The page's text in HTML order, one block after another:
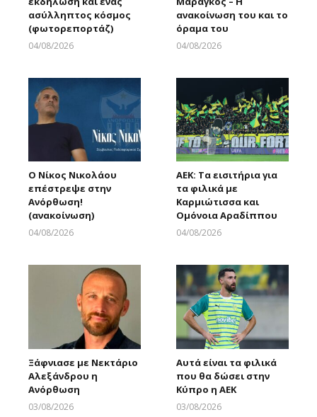
ασύλληπτος κόσμος
(φωτορεπορτάζ)
04/08/2026
ανακοίνωση του και το
όραμα του
04/08/2026
Ο Νίκος Νικολάου
επέστρεψε στην
Ανόρθωση!
(ανακοίνωση)
04/08/2026
ΑΕΚ: Τα εισιτήρια για
τα φιλικά με
Καρμιώτισσα και
Ομόνοια Αραδίππου
04/08/2026
Ξάφνιασε με Νεκτάριο
Αλεξάνδρου η
Ανόρθωση
03/08/2026
Αυτά είναι τα φιλικά
που θα δώσει στην
Κύπρο η ΑΕΚ
03/08/2026